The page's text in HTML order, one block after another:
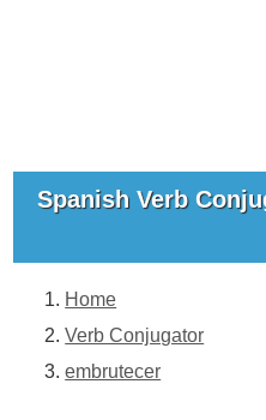
Spanish Verb
Home
Verb Conjugator
embrutecer